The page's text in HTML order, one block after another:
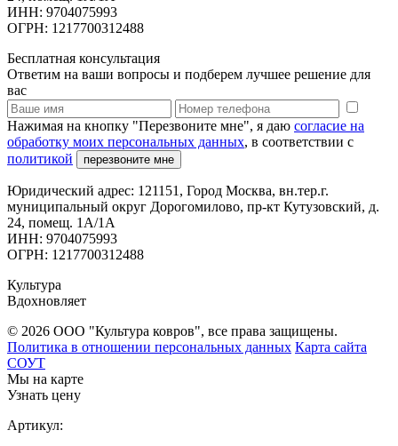
ИНН: 9704075993
ОГРН: 1217700312488
Бесплатная консультация
Ответим на ваши вопросы и подберем лучшее решение для
вас
Нажимая на кнопку "Перезвоните мне", я даю согласие на
обработку моих персональных данных, в соответствии с
политикой
перезвоните мне
Юридический адрес: 121151, Город Москва, вн.тер.г.
муниципальный округ Дорогомилово, пр-кт Кутузовский, д.
24, помещ. 1А/1А
ИНН: 9704075993
ОГРН: 1217700312488
Культура
Вдохновляет
© 2026 ООО "Культура ковров", все права защищены.
Политика в отношении персональных данных Карта сайта
СОУТ
Мы на карте
Узнать цену
Артикул: